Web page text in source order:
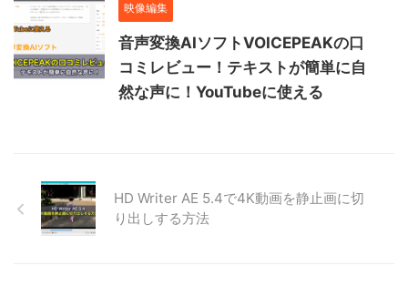
映像編集
音声変換AIソフトVOICEPEAKの口
コミレビュー！テキストが簡単に自
然な声に！YouTubeに使える
HD Writer AE 5.4で4K動画を静止画に切
り出しする方法